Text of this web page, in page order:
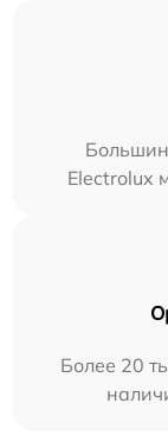
Electrolux
Более 20